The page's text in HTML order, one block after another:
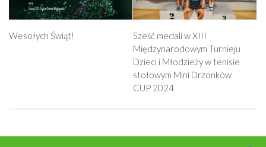
Wesołych Świąt!
Sześć medali w XIII
Międzynarodowym Turnieju
Dzieci i Młodzieży w tenisie
stołowym Mini Drzonków
CUP 2024